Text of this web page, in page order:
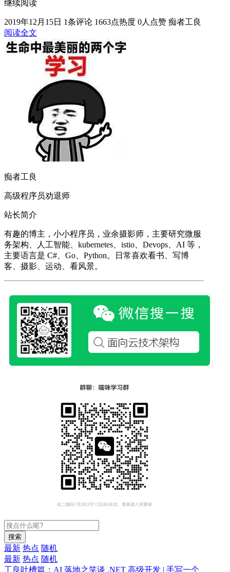
继续阅读
2019年12月15日 1条评论 1663点热度 0人点赞 痴者工良
阅读全文
痴者工良
高级程序员劝退师
站长简介
有趣的博主，小小程序员，业余摄影师，主要研究微服
务架构、人工智能、kubernetes、istio、Devops、AI 等，
主要语言是 C#、Go、Python。日常喜欢看书、写博
客、摄影、运动、看风景。
搜索
最新 热点 随机
最新 热点 随机
工良吐槽篇：AI 落地之笑谈 .NET 高级开发 | 手写一个